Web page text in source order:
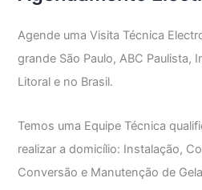
Agende uma Visita Técnica
grande São Paulo, ABC Paulista,
Litoral e no Brasil.
Temos uma Equipe Técnica
realizar a domicílio: Instalação,
Conversão e Manutenção de